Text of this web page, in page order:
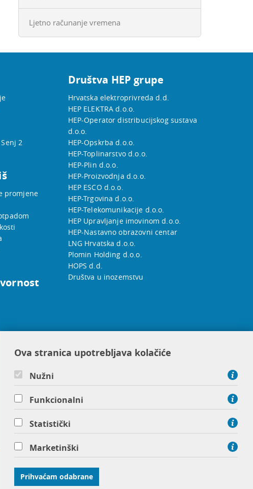
Ljetno računanje vremena
2
promjene
Društva HEP grupe
Hrvatska elektroprivreda d.d.
HEP ELEKTRA d.o.o.
HEP-Operator distribucijskog sustava
d.o.o.
HEP-Opskrba d.o.o.
HEP-Toplinarstvo d.o.o.
HEP-Plin d.o.o.
HEP-Proizvodnja d.o.o.
HEP ESCO d.o.o.
HEP-Trgovina d.o.o.
HEP-Telekomunikacije d.o.o.
HEP Upravljanje imovinom d.o.o.
HEP-Nastavno obrazovni centar
LNG Hrvatska d.o.o.
Plomin Holding d.o.o.
HOPS d.d.
Društva u inozemstvu
Ova stranica upotrebljava kolačiće
Nužni
Funkcionalni
Statistički
Marketinški
Prihvaćam odabrane